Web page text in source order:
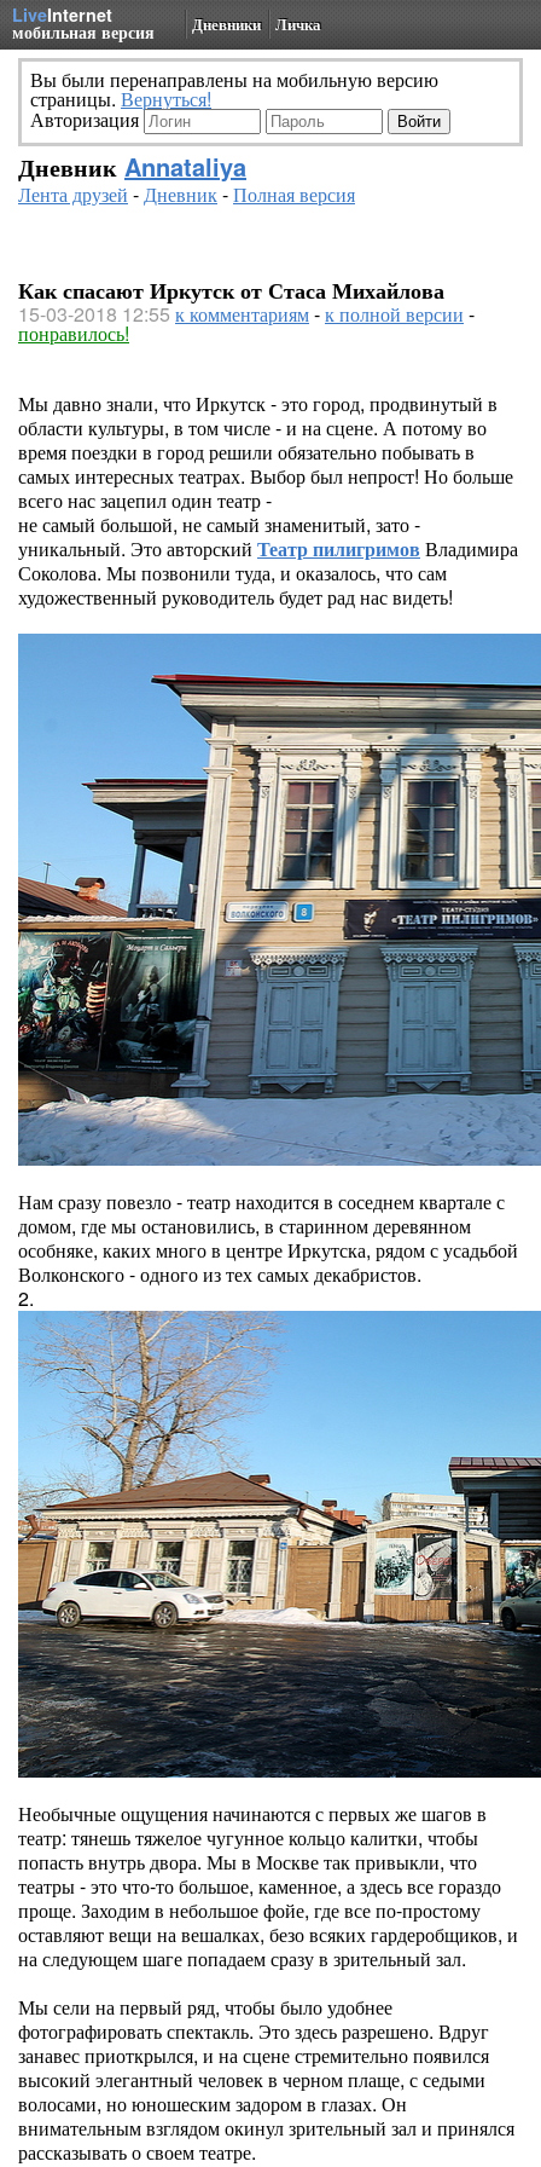
LiveInternet
мобильная версия Дневники Личка
Вы были перенаправлены на мобильную версию
страницы. Вернуться!
Авторизация
Дневник Annataliya
Лента друзей -Дневник-Полная версия
Как спасают Иркутск от Стаса Михайлова
15-03-2018 12:55 к комментариям-к полной версии -
понравилось!
Мы давно знали, что Иркутск - это город, продвинутый в
области культуры, в том числе - и на сцене. А потому во
время поездки в город решили обязательно побывать в
самых интересных театрах. Выбор был непрост! Но больше
всего нас зацепил один театр -
не самый большой, не самый знаменитый, зато -
уникальный. Это авторский Театр пилигримов Владимира
Соколова. Мы позвонили туда, и оказалось, что сам
художественный руководитель будет рад нас видеть!
Нам сразу повезло - театр находится в соседнем квартале с
домом, где мы остановились, в старинном деревянном
особняке, каких много в центре Иркутска, рядом с усадьбой
Волконского - одного из тех самых декабристов.
2.
Необычные ощущения начинаются с первых же шагов в
театр: тянешь тяжелое чугунное кольцо калитки, чтобы
попасть внутрь двора. Мы в Москве так привыкли, что
театры - это что-то большое, каменное, а здесь все гораздо
проще. Заходим в небольшое фойе, где все по-простому
оставляют вещи на вешалках, безо всяких гардеробщиков, и
на следующем шаге попадаем сразу в зрительный зал.
Мы сели на первый ряд, чтобы было удобнее
фотографировать спектакль. Это здесь разрешено. Вдруг
занавес приоткрылся, и на сцене стремительно появился
высокий элегантный человек в черном плаще, с седыми
волосами, но юношеским задором в глазах. Он
внимательным взглядом окинул зрительный зал и принялся
рассказывать о своем театре.